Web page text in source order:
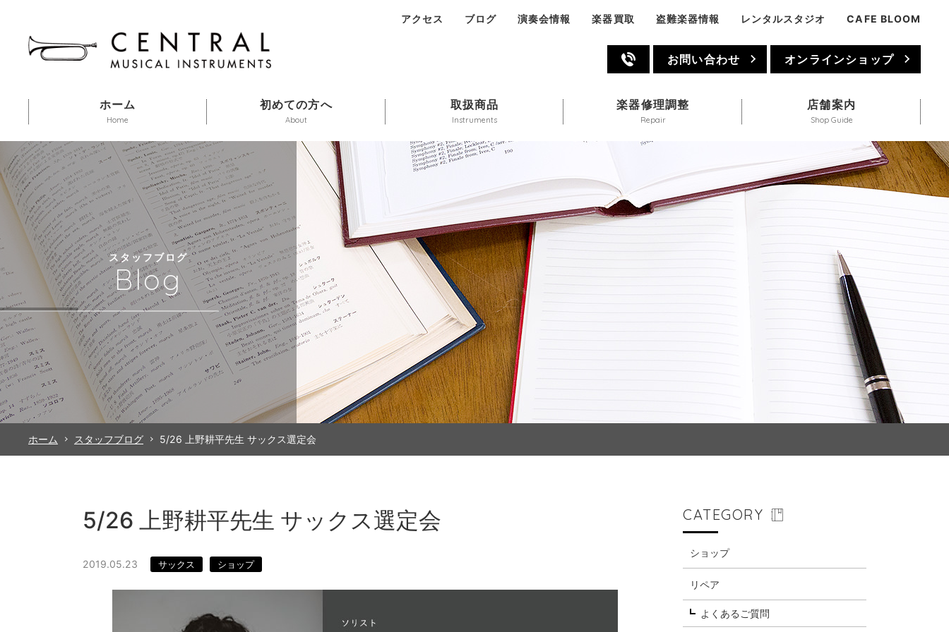
アクセス ブログ 演奏会情報 楽器買取 盗難楽器情報 レンタルスタジオ CAFE BLOOM
045-324-3111 お問い合わせ オンラインショップ
ホーム
Home
初めての方へ
About
取扱商品
Instruments
楽器修理調整
Repair
店舗案内
Shop Guide
スタッフブログ
Blog
ホーム スタッフブログ 5/26 上野耕平先生 サックス選定会
5/26 上野耕平先生 サックス選定会
2019.05.23 サックス ショップ
CATEGORY
ショップ
リペア
よくあるご質問